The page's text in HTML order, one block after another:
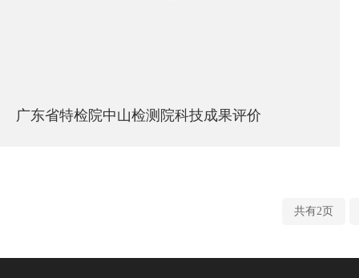
广东省特检院中山检测院科技成果评价
共有2页